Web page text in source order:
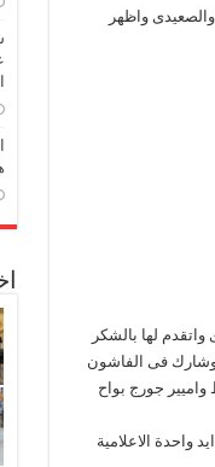
واظهر
لها بالشكر
وشارك فى الفاشون
جورج بواح
واحدة الاعلامية